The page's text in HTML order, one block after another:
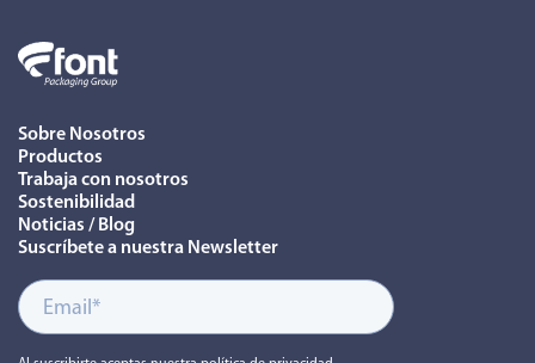
Sobre Nosotros
Productos
Trabaja con nosotros
Sostenibilidad
Noticias / Blog
Suscríbete a nuestra Newsletter